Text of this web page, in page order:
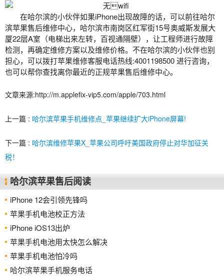
在哈尔滨的小伙伴如果iPhone出现故障的话，可以前往哈尔
滨苹果售后维修中心，哈尔滨市南岗区红军街15号奥威斯发展大
厦22层A室（电梯出来左转，百视通隔壁），让工程师进行故障
检测，再确定维修方案以及维修价格。不在哈尔滨的小伙伴也别
担心，可以拨打苹果维修客服电话热线:4001198500 进行咨询，
也可以帮你查找离你最近的正规苹果售后维修中心。
文章来源:http://m.applefix-vip5.com/apple/703.html
上一篇 : 哈尔滨苹果手机维修点_苹果继续扩大iPhone屏幕!
下一篇 : 哈尔滨维修苹果X_苹果公司呼吁美国政府停止对华加征关
税！
哈尔滨苹果售后阅读
iPhone 12会引领先锋吗
苹果手机电池校正方法
iPhone iOS13出炉
苹果手机电池用太快怎么解决
苹果手机电池怕冷吗
哈尔滨苹果手机服务电话